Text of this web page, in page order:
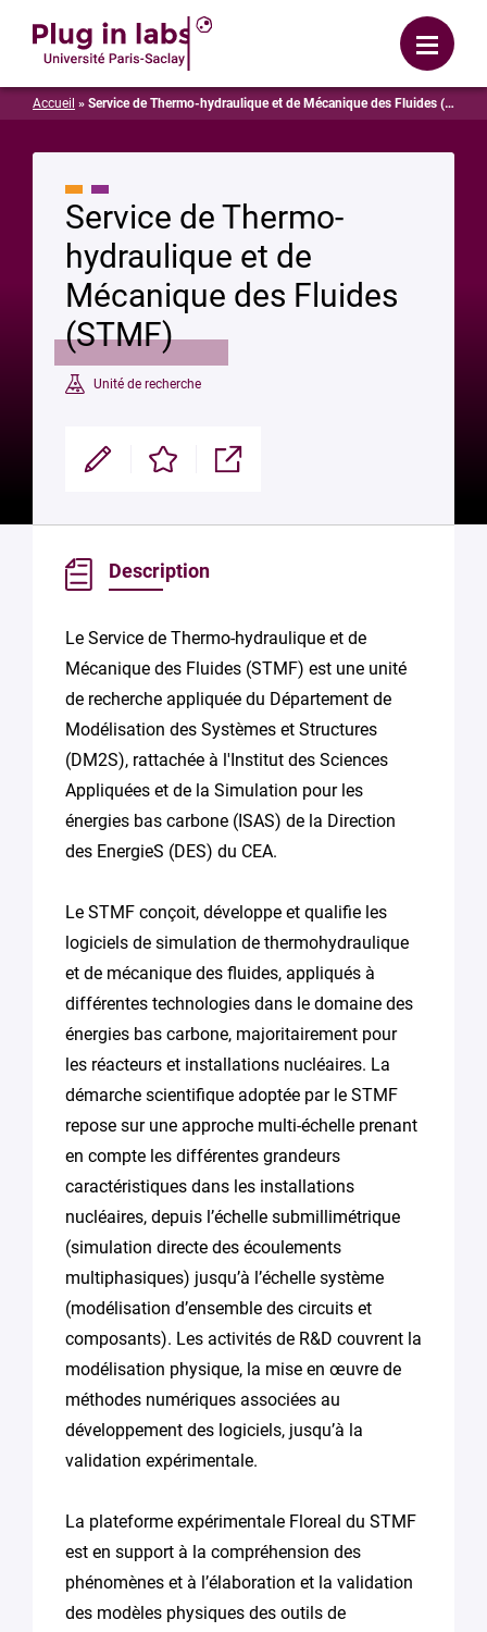
Menu
Accueil » Service de Thermo-hydraulique et de Mécanique des Fluides (STMF)
Service de Thermo-
hydraulique et de
Mécanique des Fluides
(STMF)
Unité de recherche
Modifier Enregistrer Partager
Description
Le Service de Thermo-hydraulique et de
Mécanique des Fluides (STMF) est une unité
de recherche appliquée du Département de
Modélisation des Systèmes et Structures
(DM2S), rattachée à l'Institut des Sciences
Appliquées et de la Simulation pour les
énergies bas carbone (ISAS) de la Direction
des EnergieS (DES) du CEA.
Le STMF conçoit, développe et qualifie les
logiciels de simulation de thermohydraulique
et de mécanique des fluides, appliqués à
différentes technologies dans le domaine des
énergies bas carbone, majoritairement pour
les réacteurs et installations nucléaires. La
démarche scientifique adoptée par le STMF
repose sur une approche multi-échelle prenant
en compte les différentes grandeurs
caractéristiques dans les installations
nucléaires, depuis l’échelle submillimétrique
(simulation directe des écoulements
multiphasiques) jusqu’à l’échelle système
(modélisation d’ensemble des circuits et
composants). Les activités de R&D couvrent la
modélisation physique, la mise en œuvre de
méthodes numériques associées au
développement des logiciels, jusqu’à la
validation expérimentale.
La plateforme expérimentale Floreal du STMF
est en support à la compréhension des
phénomènes et à l’élaboration et la validation
des modèles physiques des outils de